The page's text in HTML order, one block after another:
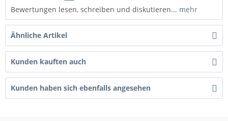
Bewertungen lesen, schreiben und diskutieren... mehr
Ähnliche Artikel
Kunden kauften auch
Kunden haben sich ebenfalls angesehen